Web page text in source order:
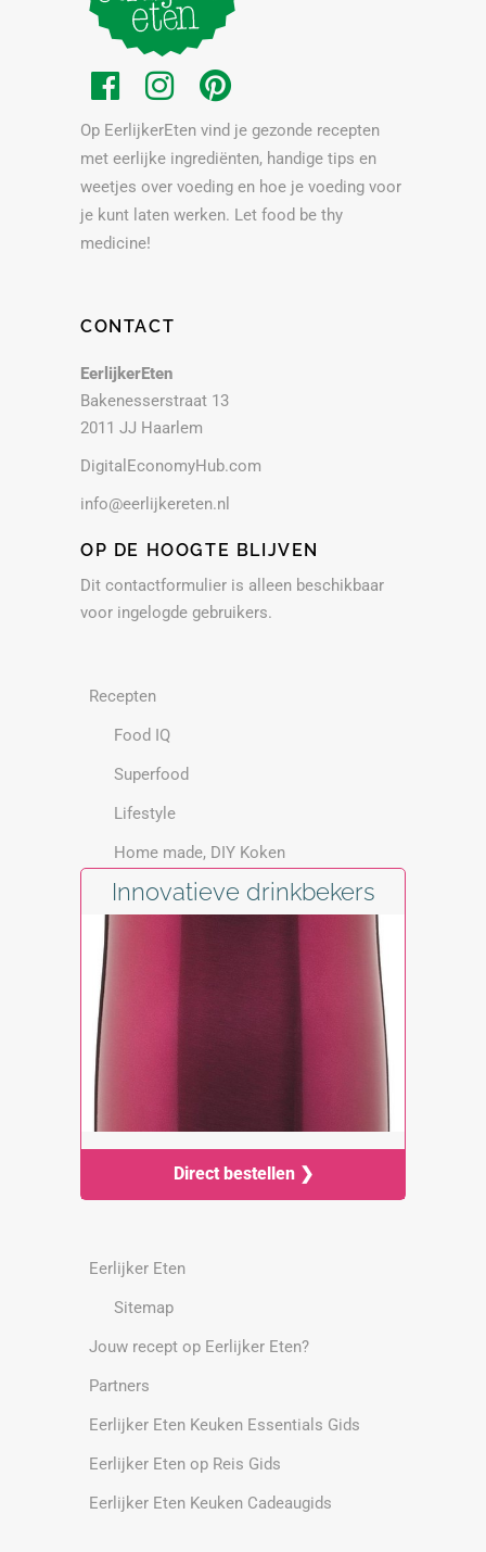
Op EerlijkerEten vind je gezonde recepten
met eerlijke ingrediënten, handige tips en
weetjes over voeding en hoe je voeding voor
je kunt laten werken. Let food be thy
medicine!
CONTACT
EerlijkerEten
Bakenesserstraat 13
2011 JJ Haarlem
DigitalEconomyHub.com
info@eerlijkereten.nl
OP DE HOOGTE BLIJVEN
Dit contactformulier is alleen beschikbaar
voor ingelogde gebruikers.
Recepten
Food IQ
Superfood
Lifestyle
Home made, DIY Koken
Innovatieve drinkbekers
Direct bestellen ❯
Eerlijker Eten
Sitemap
Jouw recept op Eerlijker Eten?
Partners
Eerlijker Eten Keuken Essentials Gids
Eerlijker Eten op Reis Gids
Eerlijker Eten Keuken Cadeaugids